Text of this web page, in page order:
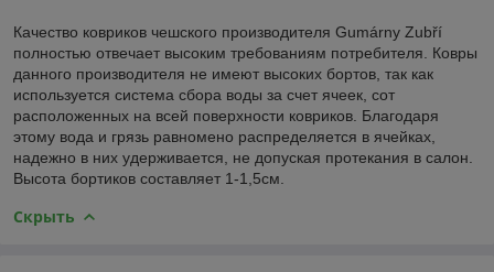
Качество ковриков чешского производителя Gumárny Zubří
полностью отвечает высоким требованиям потребителя. Ковры
данного производителя не имеют высоких бортов, так как
используется система сбора воды за счет ячеек, сот
расположенных на всей поверхности ковриков. Благодаря
этому вода и грязь равномено распределяется в ячейках,
надежно в них удерживается, не допуская протекания в салон.
Высота бортиков составляет 1-1,5см.
Скрыть